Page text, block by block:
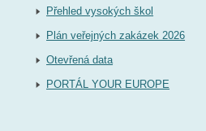
Přehled vysokých škol
Plán veřejných zakázek 2026
Otevřená data
PORTÁL YOUR EUROPE